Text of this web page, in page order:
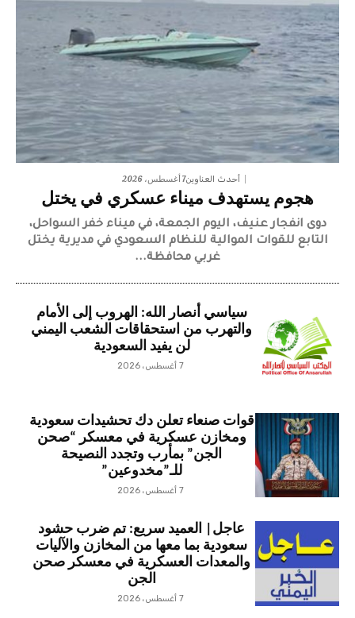
أحدث العناوين7 أغسطس، 2026
هجوم يستهدف ميناء عسكري في يختل
دوى انفجار عنيف، اليوم الجمعة، في ميناء خفر السواحل،
التابع للقوات الموالية للنظام السعودي في مديرية يختل
غربي محافظة...
سياسي أنصار الله: الهروب إلى الأمام
والتهرب من استحقاقات الشعب اليمني
لن يفيد السعودية
7 أغسطس، 2026
قوات صنعاء تعلن دك تحشيدات سعودية
ومخازن عسكرية في معسكر “صحن
الجن” بمأرب وتجدد النصيحة
للـ”مخدوعين”
7 أغسطس، 2026
عاجل| العميد سريع: تم ضرب حشود
سعودية بما معها من المخازن والآليات
والمعدات العسكرية في معسكر صحن
الجن
7 أغسطس، 2026